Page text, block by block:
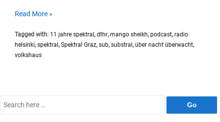
SP049
Live
Read More »
Tagged with: 11 jahre spektral ,dthr,mango sheikh,podcast,radio
helsinki,spektral ,Spektral Graz,sub,substral ,über nacht überwacht,
volkshaus
Search